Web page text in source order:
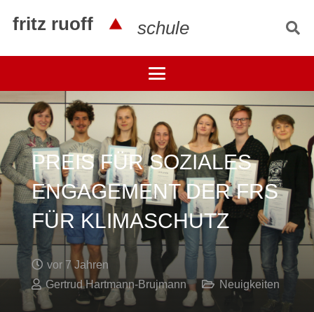
fritz ruoff schule
PREIS FÜR SOZIALES
ENGAGEMENT DER FRS
FÜR KLIMASCHUTZ
vor 7 Jahren
Gertrud Hartmann-Brujmann
Neuigkeiten